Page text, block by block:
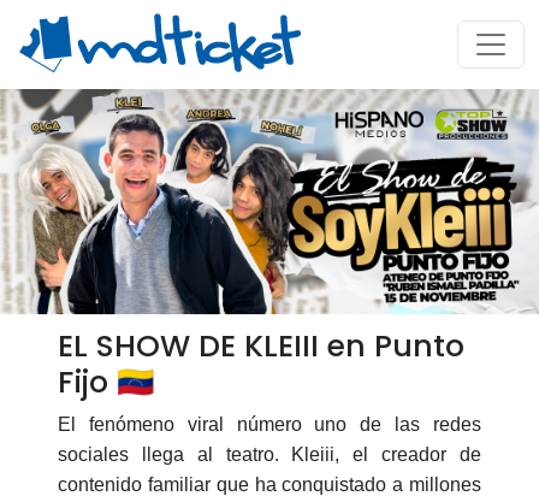
EL SHOW DE KLEIII en Punto
Fijo 🇻🇪
El fenómeno viral número uno de las redes
sociales llega al teatro. Kleiii, el creador de
contenido familiar que ha conquistado a millones